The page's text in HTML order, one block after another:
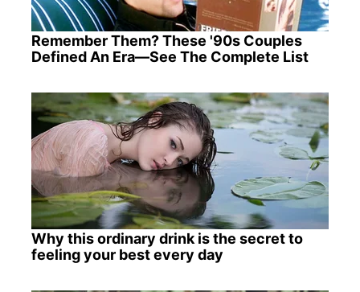
Remember Them? These '90s Couples
Defined An Era—See The Complete List
Why this ordinary drink is the secret to
feeling your best every day